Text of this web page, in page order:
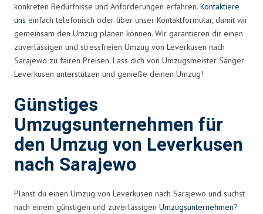
konkreten Bedürfnisse und Anforderungen erfahren. Kontaktiere
uns einfach telefonisch oder über unser Kontaktformular, damit wir
gemeinsam den Umzug planen können. Wir garantieren dir einen
zuverlässigen und stressfreien Umzug von Leverkusen nach
Sarajewo zu fairen Preisen. Lass dich von Umzugsmeister Sänger
Leverkusen unterstützen und genieße deinen Umzug!
Günstiges
Umzugsunternehmen für
den Umzug von Leverkusen
nach Sarajewo
Planst du einen Umzug von Leverkusen nach Sarajewo und suchst
nach einem günstigen und zuverlässigen Umzugsunternehmen?